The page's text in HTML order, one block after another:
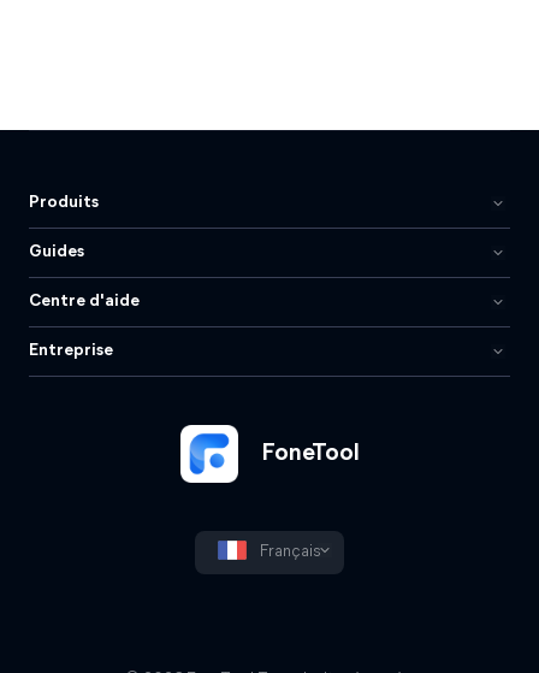
FoneTool
Français
Produits
Guides
Centre d'aide
Entreprise